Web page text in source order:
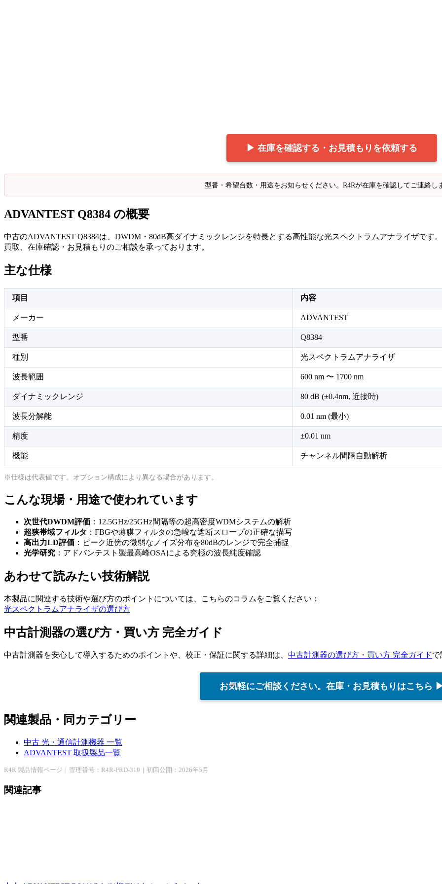
▶ 在庫を確認する・お見積もりを依頼する
型番・希望台数・用途をお知らせください。R4Rが在庫を確認してご連絡し
ADVANTEST Q8384 の概要
中古のADVANTEST Q8384は、DWDM・80dB高ダイナミックレンジを特長とする高性能な光スペクトラムアナライザです
買取、在庫確認・お見積もりのご相談を承っております。
主な仕様
項目 内容
メーカー ADVANTEST
型番 Q8384
種別 光スペクトラムアナライザ
波長範囲 600 nm 〜 1700 nm
ダイナミックレンジ 80 dB (±0.4nm, 近接時)
波長分解能 0.01 nm (最小)
精度 ±0.01 nm
機能 チャンネル間隔自動解析
※仕様は代表値です。オプション構成により異なる場合があります。
こんな現場・用途で使われています
次世代DWDM評価 ：12.5GHz/25GHz間隔等の超高密度WDMシステムの解析
超狭帯域フィルタ ：FBGや薄膜フィルタの急峻な遮断スロープの正確な描写
高出力LD評価 ：ピーク近傍の微弱なノイズ分布を80dBのレンジで完全捕捉
光学研究 ：アドバンテスト製最高峰OSAによる究極の波長純度確認
あわせて読みたい技術解説
本製品に関連する技術や選び方のポイントについては、こちらのコラムをご覧ください：
光スペクトラムアナライザの選び方
中古計測器の選び方・買い方 完全ガイド
中古計測器を安心して導入するためのポイントや、校正・保証に関する詳細は、 中古計測器の選び方・買い方 完全ガイドで
お気軽にご相談ください。在庫・お見積もりはこちら
関連製品・同カテゴリー
中古 光・通信計測機器 一覧
ADVANTEST 取扱製品一覧
R4R 製品情報ページ｜管理番号：R4R-PRD-319｜初回公開：2026年5月
関連記事